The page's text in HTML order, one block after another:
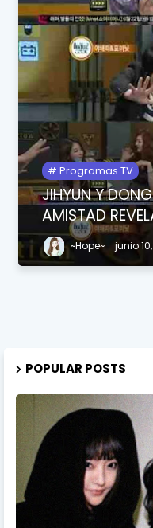
Programas TV
JIHYUN Y
AMISTAD
~Hope~ junio
POPULAR POSTS